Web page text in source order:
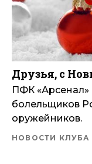
Друзья, с
ПФК «Арсенал»
болельщиков
оружейников.
НОВОСТИ КЛУБА